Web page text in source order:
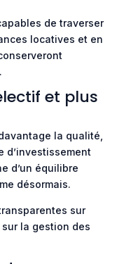
de traverser
locatives et en
et plus
la qualité,
d’investissement
d’un équilibre
désormais.
sur
la gestion des